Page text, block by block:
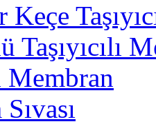
Keçe
Taşıyıcılı
Membran